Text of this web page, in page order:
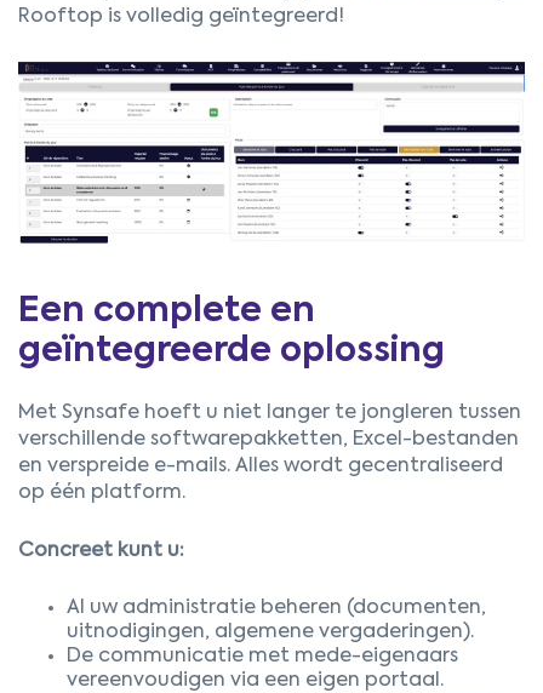
Rooftop is volledig geïntegreerd!
Een complete en
geïntegreerde oplossing
Met Synsafe hoeft u niet langer te jongleren tussen
verschillende softwarepakketten, Excel-bestanden
en verspreide e-mails. Alles wordt gecentraliseerd
op één platform.
Concreet kunt u:
Al uw administratie beheren (documenten,
uitnodigingen, algemene vergaderingen).
De communicatie met mede-eigenaars
vereenvoudigen via een eigen portaal.